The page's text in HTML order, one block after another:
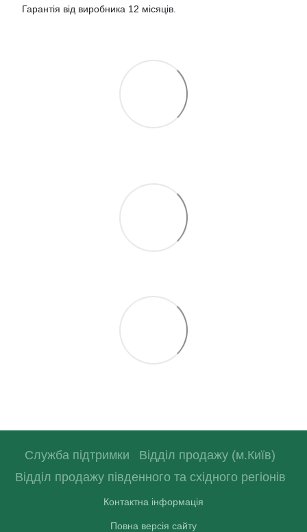
Гарантія від виробника 12 місяців.
Служба підтримки
Відділ продажу (м.Київ)
Відділ продажу південного та східного регіонів
Контактна інформація
Повна версія сайту